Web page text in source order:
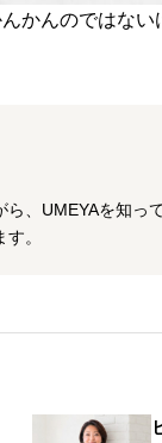
かんのではない
、UMEYAを知っ
。